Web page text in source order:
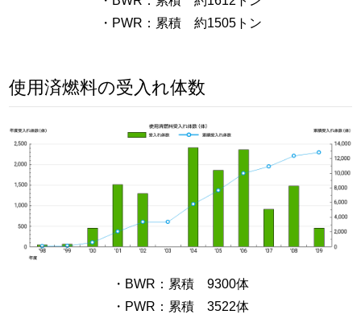
・PWR：累積 約1505トン
使用済燃料の受入れ体数
・BWR：累積 9300体
・PWR：累積 3522体